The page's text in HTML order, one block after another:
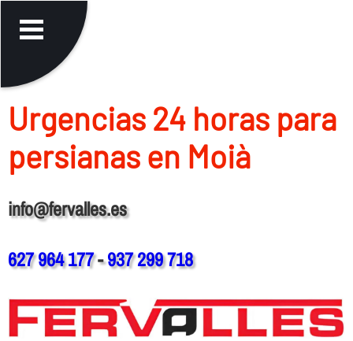
Urgencias 24 horas para
persianas en Moià
info@fervalles.es
627 964 177-937 299 718